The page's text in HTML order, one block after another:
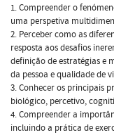
1. Compreender o
uma perspetiva
2. Perceber como as
resposta aos desafios
definição de estratégias e
da pessoa e qualidade de
3. Conhecer os principais
biológico, percetivo,
4. Compreender a
incluindo a prática de